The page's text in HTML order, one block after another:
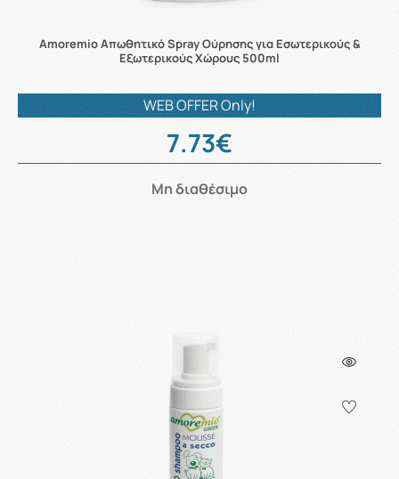
Αmoremio Απωθητικό Spray Ούρησης για Εσωτερικούς &
Εξωτερικούς Χώρους 500ml
WEB OFFER Only!
7.73€
Μη διαθέσιμο